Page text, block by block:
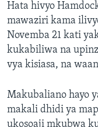
Hata hivyo
mawaziri kama
Novemba 21 kati
kukabiliwa na
vya kisiasa, na
Makubaliano hayo
makali dhidi ya
ukosoaji mkubwa